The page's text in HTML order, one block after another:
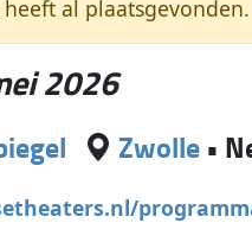
al plaatsgevonden.
2026
Zwolle •